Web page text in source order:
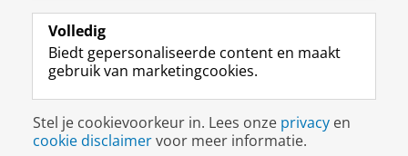
o
p
a
i
n
a
I
-
p
g
i
n
e
R
k
s
u
r
m
c
c
o
e
k
a
a
Alumni
Over ons
Disclaimer & Copyright
Inloggen
Volledig
Biedt gepersonaliseerde content en maakt
gebruik van marketingcookies.
Stel je cookievoorkeur in. Lees onze privacy en
cookie disclaimervoor meer informatie.